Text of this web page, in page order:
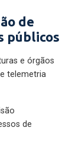
de
públicos
e órgãos
telemetria
de